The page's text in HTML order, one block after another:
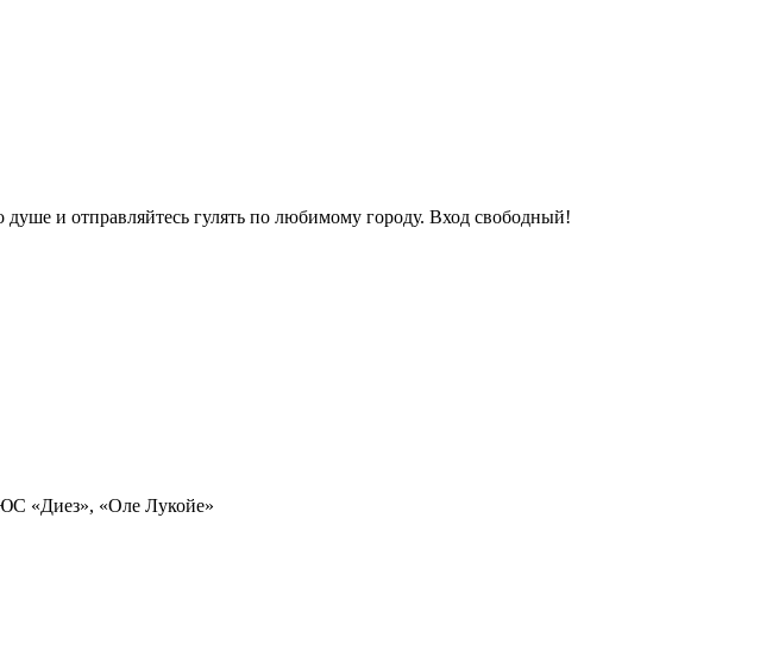
и отправляйтесь гулять по любимому городу. Вход свободный!
«Диез», «Оле Лукойе»